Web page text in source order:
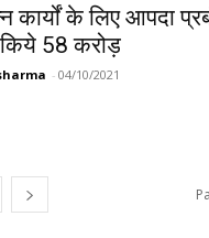
कार्यों के लिए आपदा
किये 58 करोड़
- 04/10/2021